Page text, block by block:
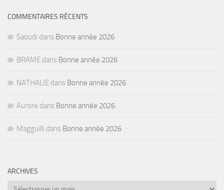
COMMENTAIRES RÉCENTS
Saoudi dans Bonne année 2026
BRAME dans Bonne année 2026
NATHALIE dans Bonne année 2026
Aurore dans Bonne année 2026
Magguilli dans Bonne année 2026
ARCHIVES
Archives